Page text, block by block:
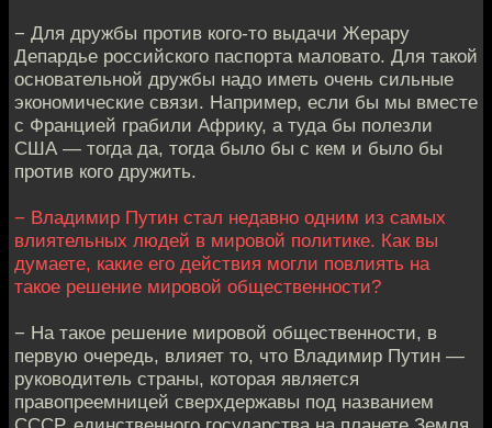
− Для дружбы против кого-то выдачи Жерару
Депардье российского паспорта маловато. Для такой
основательной дружбы надо иметь очень сильные
экономические связи. Например, если бы мы вместе
с Францией грабили Африку, а туда бы полезли
США — тогда да, тогда было бы с кем и было бы
против кого дружить.
− Владимир Путин стал недавно одним из самых
влиятельных людей в мировой политике. Как вы
думаете, какие его действия могли повлиять на
такое решение мировой общественности?
− На такое решение мировой общественности, в
первую очередь, влияет то, что Владимир Путин —
руководитель страны, которая является
правопреемницей сверхдержавы под названием